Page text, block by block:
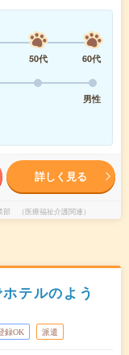
50代
60代
男性
詳しく見る
（医療福祉介護関連）
テルのよう
録OK 派遣